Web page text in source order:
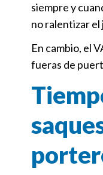
siempre y
no ralentizar el
En cambio, el
fueras de